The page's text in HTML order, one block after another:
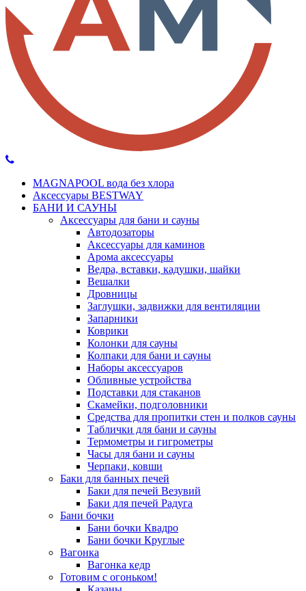
MAGNAPOOL вода без хлора
Аксессуары BESTWAY
БАНИ И САУНЫ
Аксессуары для бани и сауны
Автодозаторы
Аксессуары для каминов
Арома аксессуары
Ведра, вставки, кадушки, шайки
Вешалки
Дровницы
Заглушки, задвижки для вентиляции
Запарники
Коврики
Колонки для сауны
Колпаки для бани и сауны
Наборы аксессуаров
Обливные устройства
Подставки для стаканов
Скамейки, подголовники
Средства для пропитки стен и полков сауны
Таблички для бани и сауны
Термометры и гигрометры
Часы для бани и сауны
Черпаки, ковши
Баки для банных печей
Баки для печей Везувий
Баки для печей Радуга
Бани бочки
Бани бочки Квадро
Бани бочки Круглые
Вагонка
Вагонка кедр
Готовим с огоньком!